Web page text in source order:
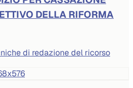
DELLA RIFORMA
di redazione del ricorso